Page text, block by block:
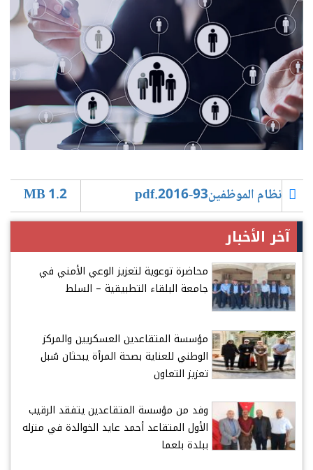
نظام الموظفين93-2016.pdf 1.2 MB
آخر الأخبار
محاضرة توعوية لتعزيز الوعي الأمني في
جامعة البلقاء التطبيقية – السلط
مؤسسة المتقاعدين العسكريين والمركز
الوطني للعناية بصحة المرأة يبحثان سُبل
تعزيز التعاون
وفد من مؤسسة المتقاعدين يتفقد الرقيب
الأول المتقاعد أحمد عايد الخوالدة في منزله
ببلدة بلعما